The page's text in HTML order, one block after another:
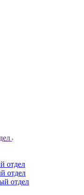
отдел
отдел
отдел